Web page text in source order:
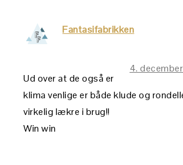
Fantasifabrikken
4.
Ud over at de også er
klima venlige er både klude og
virkelig lækre i brug!!
Win win